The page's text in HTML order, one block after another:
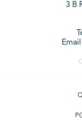
3 B